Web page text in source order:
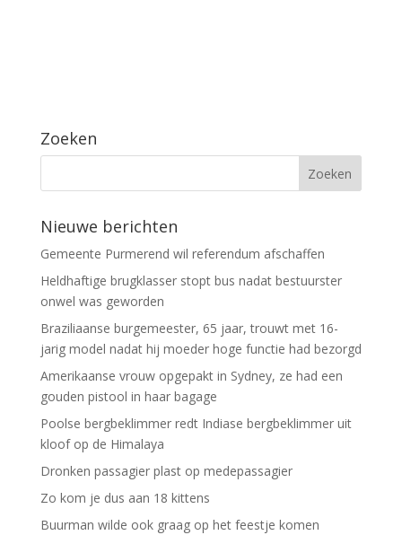
Zoeken
Nieuwe berichten
Gemeente Purmerend wil referendum afschaffen
Heldhaftige brugklasser stopt bus nadat bestuurster
onwel was geworden
Braziliaanse burgemeester, 65 jaar, trouwt met 16-
jarig model nadat hij moeder hoge functie had bezorgd
Amerikaanse vrouw opgepakt in Sydney, ze had een
gouden pistool in haar bagage
Poolse bergbeklimmer redt Indiase bergbeklimmer uit
kloof op de Himalaya
Dronken passagier plast op medepassagier
Zo kom je dus aan 18 kittens
Buurman wilde ook graag op het feestje komen